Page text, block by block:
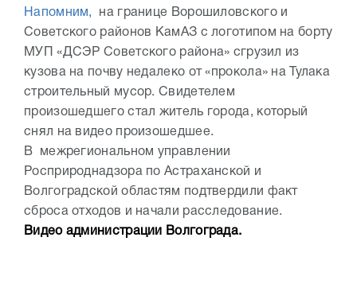
Напомним,
на границе Ворошиловского и
Советского районов КамАЗ с логотипом на борту
МУП «ДСЭР Советского района» сгрузил из
кузова на почву недалеко от «прокола» на Тулака
строительный мусор. Свидетелем
произошедшего стал житель города, который
снял на видео произошедшее.
В межрегиональном управлении
Росприроднадзора по Астраханской и
Волгоградской областям подтвердили факт
сброса отходов и начали расследование.
Видео администрации Волгограда.